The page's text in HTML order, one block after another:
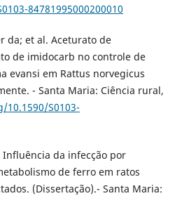
84781995000200010
da; et al. Aceturato de
de imidocarb no controle de
evansi em Rattus norvegicus
- Santa Maria: Ciência rural,
S0103-
Influência da infecção por
de ferro em ratos
(Dissertação).- Santa Maria: